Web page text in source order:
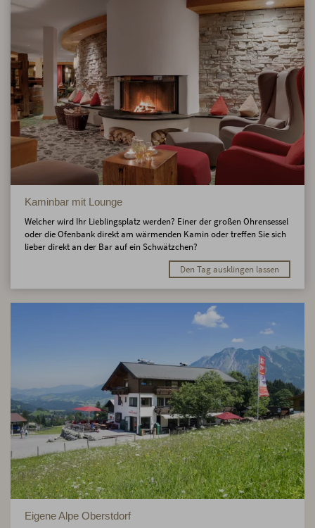
Kaminbar mit Lounge
Welcher wird Ihr Lieblingsplatz werden? Einer der großen Ohrensessel
oder die Ofenbank direkt am wärmenden Kamin oder treffen Sie sich
lieber direkt an der Bar auf ein Schwätzchen?
Den Tag ausklingen lassen
Eigene Alpe Oberstdorf